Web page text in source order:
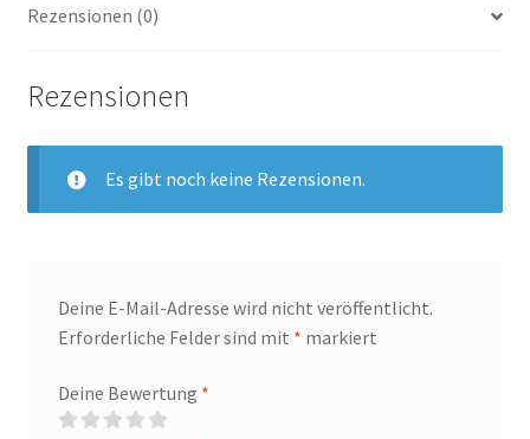
Rezensionen (0)
Rezensionen
Es gibt noch keine Rezensionen.
Deine E-Mail-Adresse wird nicht veröffentlicht.
Erforderliche Felder sind mit * markiert
Deine Bewertung *